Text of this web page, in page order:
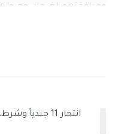
ومرافقتهم لضمان وصولهم
السفر
انتحار 11